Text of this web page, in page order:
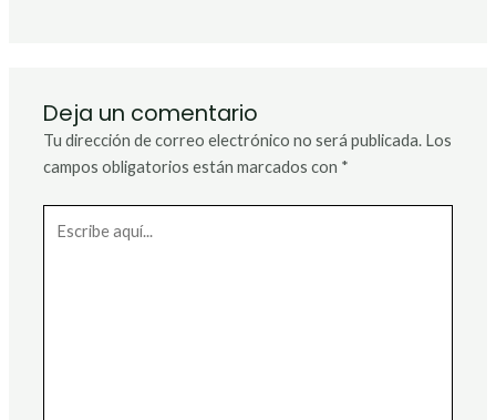
Deja un comentario
Tu dirección de correo electrónico no será publicada. Los
campos obligatorios están marcados con *
aquí...